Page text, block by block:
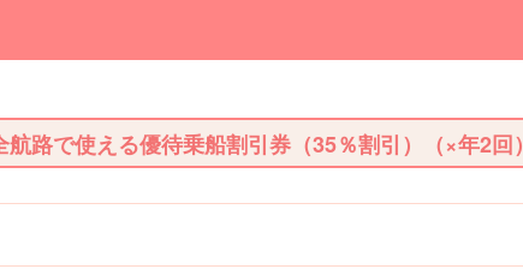
路で使える優待乗船割引券（35％割引）（×年2回）